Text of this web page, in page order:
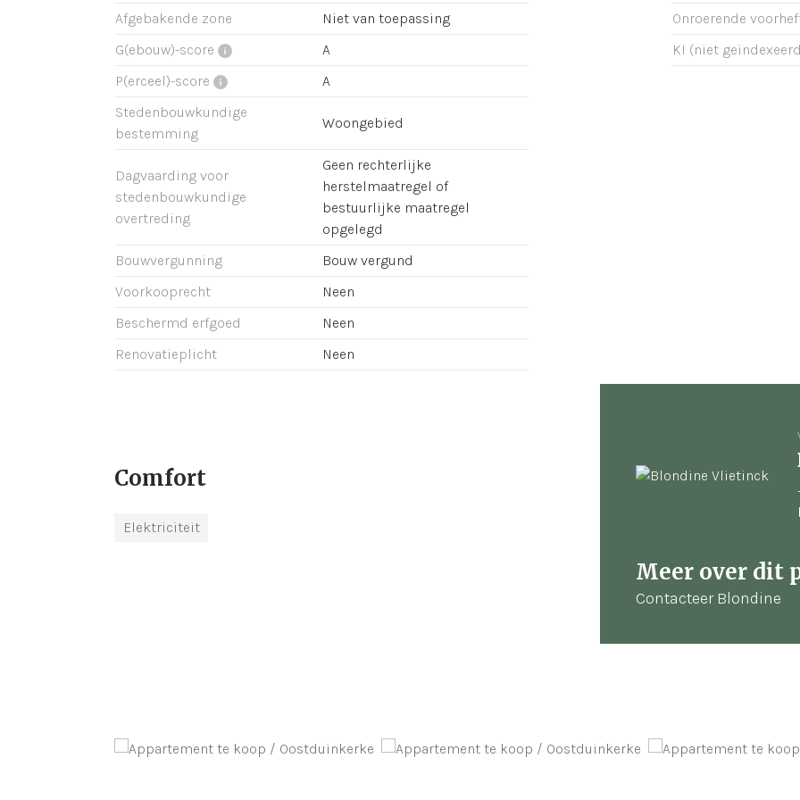
Afgebakende zone
Niet van toepassing
G(ebouw)-score
A
P(erceel)-score
A
Stedenbouwkundige
bestemming
Woongebied
Dagvaarding voor
stedenbouwkundige
overtreding
Geen rechterlijke
herstelmaatregel of
bestuurlijke maatregel
opgelegd
Bouwvergunning
Bouw vergund
Voorkooprecht
Neen
Beschermd erfgoed
Neen
Renovatieplicht
Neen
Onroerende
KI (niet
Comfort
Elektriciteit
Meer over dit
Contacteer Blondine